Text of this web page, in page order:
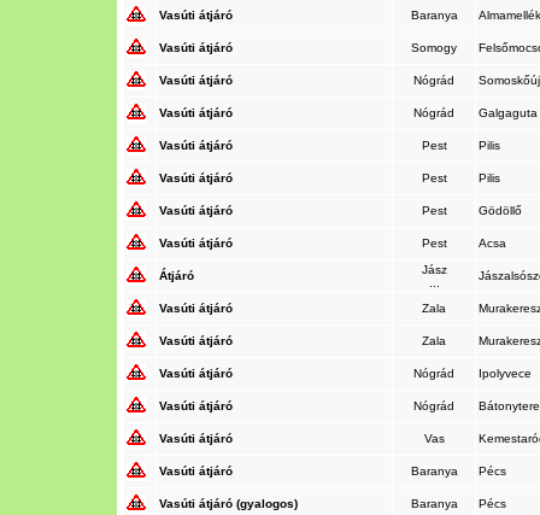
Vasúti átjáró Baranya
Vasúti átjáró Somogy
Vasúti átjáró Nógrád
Vasúti átjáró Nógrád Galgaguta
Vasúti átjáró Pest Pilis
Vasúti átjáró Pest Pilis
Vasúti átjáró Pest Gödöllő
Vasúti átjáró Pest Acsa
Átjáró
Jász
Vasúti átjáró Zala
Vasúti átjáró Zala
Vasúti átjáró Nógrád Ipolyvece
Vasúti átjáró Nógrád
Vasúti átjáró Vas
Vasúti átjáró Baranya Pécs
Vasúti átjáró (gyalogos) Baranya Pécs